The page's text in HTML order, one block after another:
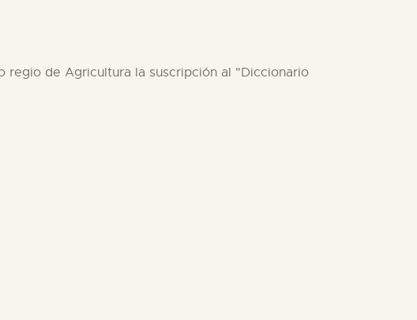
regio de Agricultura la suscripción al "Diccionario